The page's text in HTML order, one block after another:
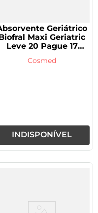
Geriátrico
Maxi Geriatric
Leve 20 Pague 17
Cosmed
INDISPONÍVEL